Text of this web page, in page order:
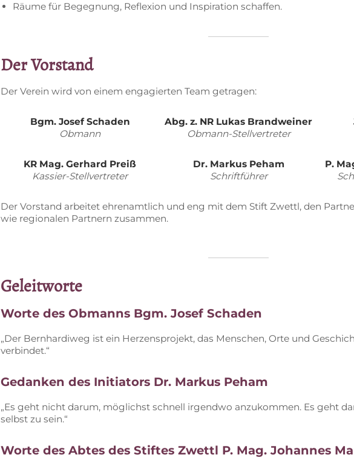
Räu­me für Be­geg­nung, Re­fle­xi­on und In­spi­ra­ti­on schaffen.
Der Vor­stand
Der Ver­ein wird von ei­nem en­ga­gier­ten Team getragen:
Bgm. Jo­sef Scha­den
Ob­mann
Abg. z. NR Lu­kas Brand­wei­ner
Ob­mann-Stell­ver­tre­ter
KR Mag. Ger­hard Preiß
Kas­sier-Stell­ver­tre­ter
Dr. Mar­kus Pe­ham
Schrift­füh­rer
P.
Der Vor­stand ar­bei­tet eh­ren­amt­lich und eng mit dem Stift Zwettl, den
wie re­gio­na­len Part­nern zusammen.
Ge­leit­wor­te
Wor­te des Ob­manns Bgm. Jo­sef Schaden
„Der Bern­har­di­weg ist ein Her­zens­pro­jekt, das Men­schen, Orte und
verbindet.“
Ge­dan­ken des In­itia­tors Dr. Mar­kus Peham
„Es geht nicht dar­um, mög­lichst schnell ir­gend­wo an­zu­kom­men. Es geht
selbst zu sein.“
Wor­te des Ab­tes des Stif­tes Zwettl P. Mag. Jo­han­nes